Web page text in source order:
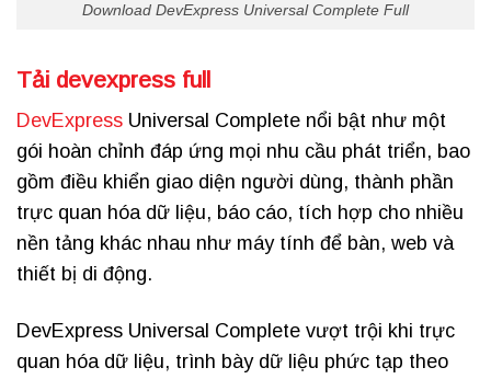
Download DevExpress Universal Complete Full
Tải devexpress full
DevExpress Universal Complete nổi bật như một
gói hoàn chỉnh đáp ứng mọi nhu cầu phát triển, bao
gồm điều khiển giao diện người dùng, thành phần
trực quan hóa dữ liệu, báo cáo, tích hợp cho nhiều
nền tảng khác nhau như máy tính để bàn, web và
thiết bị di động.
DevExpress Universal Complete vượt trội khi trực
quan hóa dữ liệu, trình bày dữ liệu phức tạp theo